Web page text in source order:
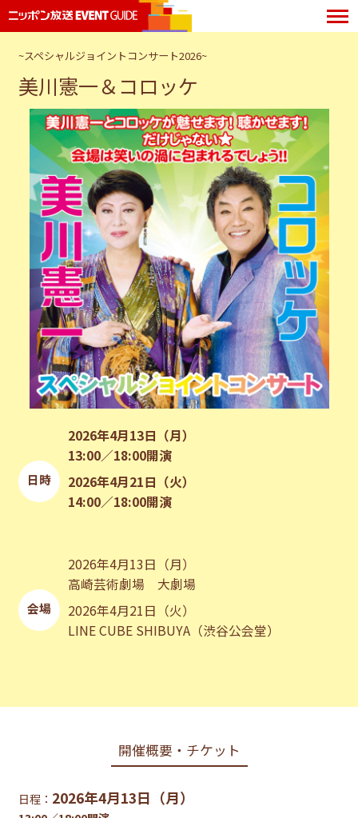
~スペシャルジョイントコンサート2026~
美川憲一＆コロッケ
日時
2026年4月13日（月）
13:00／18:00開演
2026年4月21日（火）
14:00／18:00開演
会場
2026年4月13日（月）
高崎芸術劇場 大劇場
2026年4月21日（火）
LINE CUBE SHIBUYA（渋谷公会堂）
開催概要・チケット
日程： 2026年4月13日（月）